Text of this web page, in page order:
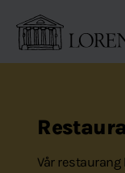
Vår restaurang